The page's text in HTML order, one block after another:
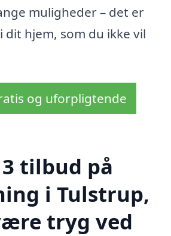
muligheder – det er
dit hjem, som du ikke vil
og uforpligtende
tilbud på
i Tulstrup,
tryg ved